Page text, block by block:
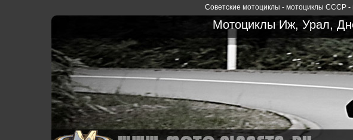
Советские мотоциклы - мотоциклы СССР -
Мотоциклы Иж, Урал,